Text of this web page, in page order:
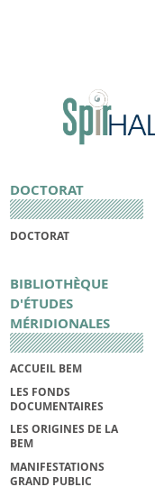
DOCTORAT
DOCTORAT
BIBLIOTHÈQUE
D'ÉTUDES
MÉRIDIONALES
ACCUEIL BEM
LES FONDS
DOCUMENTAIRES
LES ORIGINES DE LA
BEM
MANIFESTATIONS
GRAND PUBLIC